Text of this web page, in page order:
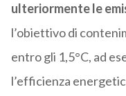
ulteriormente le
l’obiettivo di
entro gli 1,5°C, ad
l’efficienza